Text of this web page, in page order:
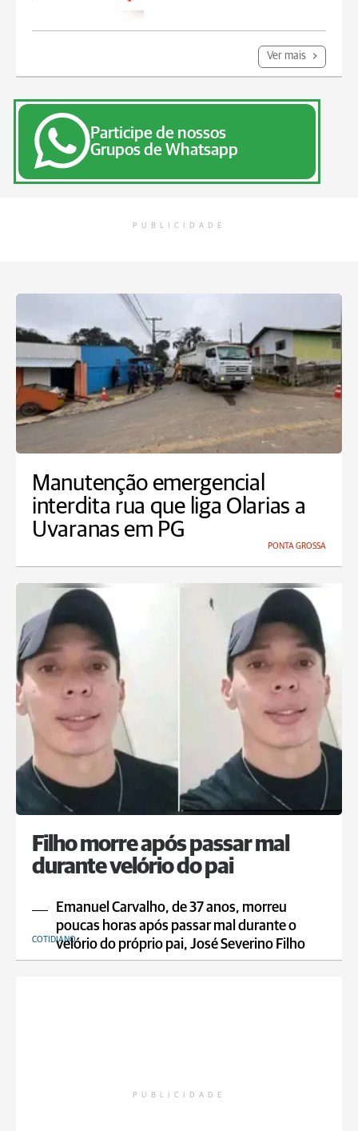
Ver mais
Participe de nossos
Grupos de Whatsapp
PUBLICIDADE
Manutenção emergencial
interdita rua que liga Olarias a
Uvaranas em PG
PONTA GROSSA
Filho morre após passar mal
durante velório do pai
Emanuel Carvalho, de 37 anos, morreu
poucas horas após passar mal durante o
velório do próprio pai, José Severino Filho
COTIDIANO
PUBLICIDADE